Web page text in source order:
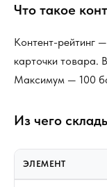
Что такое
Контент-рейтинг
карточки товара.
Максимум — 100
Из чего
ЭЛЕМЕНТ